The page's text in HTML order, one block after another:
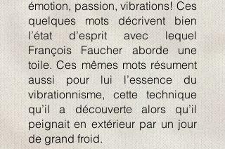
émotion, passion, vibrations! Ces
quelques mots décrivent bien
l’état d’esprit avec lequel
François Faucher aborde une
toile. Ces mêmes mots résument
aussi pour lui l’essence du
vibrationnisme, cette technique
qu’il a découverte alors qu’il
peignait en extérieur par un jour
de grand froid.